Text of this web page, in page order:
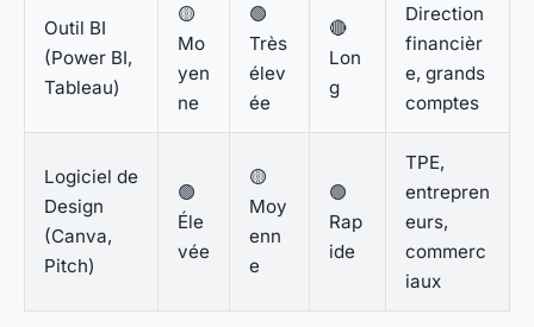
Outil BI
(Power BI,
Tableau)
🟡
Mo
yen
ne
🟢
Très
élev
ée
🔴
Lon
g
Direction
financièr
e, grands
comptes
Logiciel de
Design
(Canva,
Pitch)
🟢
Éle
vée
🟡
Moy
enn
e
🟢
Rap
ide
TPE,
entrepren
eurs,
commerc
iaux